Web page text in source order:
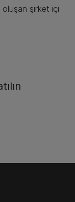
oluşan şirket içi